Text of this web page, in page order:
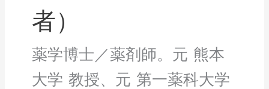
者）
薬学博士／薬剤師。元 熊本
大学 教授、元 第一薬科大学